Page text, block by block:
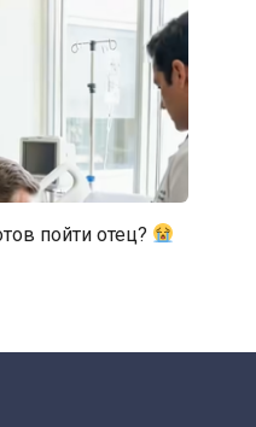
пойти отец?